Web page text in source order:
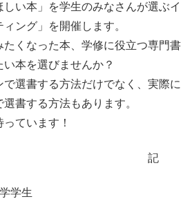
い本」を学生のみなさんが選ぶイ
ング」を開催します。
くなった本、学修に役立つ専門書
本を選びませんか？
選書する方法だけでなく、実際に
書する方法もあります。
ています！
学生